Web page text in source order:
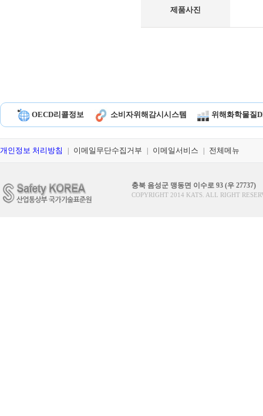
제품사진
OECD리콜정보 소비자위해감시시스템 위해화학물질
개인정보 처리방침 이메일무단수집거부 이메일서비스 전체메뉴
충북 음성군 맹동면 이수로 93 (우 27737)
COPYRIGHT 2014 KATS. ALL RIGHT